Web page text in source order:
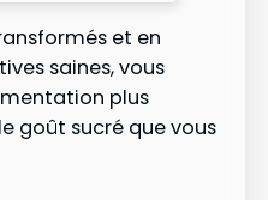
et en
saines, vous
plus
goût sucré que vous